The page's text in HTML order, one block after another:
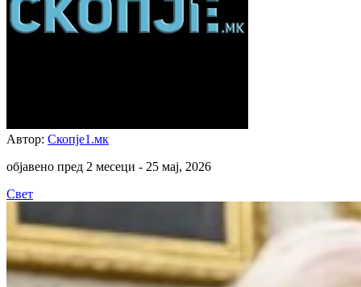
Автор: Скопје1.мк
објавено пред 2 месеци - 25 мај, 2026
Свет